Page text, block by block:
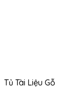
Tủ Tài Liệu Gỗ